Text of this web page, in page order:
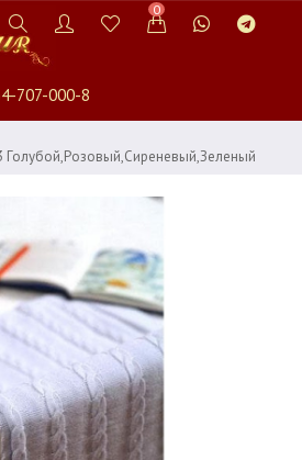
0
707-000-8
Голубой,розовый,сиреневый,зеленый